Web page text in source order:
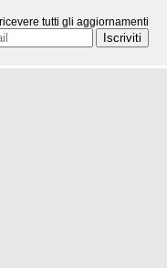
tutti gli aggiornamenti